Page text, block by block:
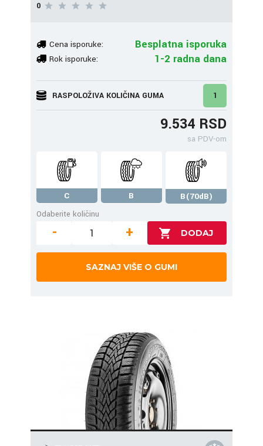
0
Cena isporuke: Besplatna isporuka
Rok isporuke: 1-2 radna dana
RASPOLOŽIVA KOLIČINA GUMA 1
9.534 RSD
sa PDV-om
C B
B(70dB)
Odaberite količinu
- +
SAZNAJ VIŠE O GUMI